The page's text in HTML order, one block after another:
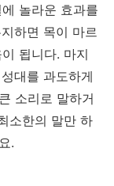
놀라운 효과를
하면 목이 마르
됩니다. 마지
대를 과도하게
소리로 말하거
소한의 말만 하
.